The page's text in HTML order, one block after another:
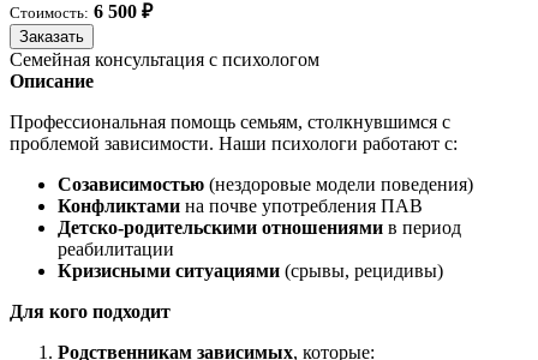
Стоимость: 6 500 ₽
Заказать
Семейная консультация с психологом
Описание
Профессиональная помощь семьям, столкнувшимся с
проблемой зависимости. Наши психологи работают с:
Созависимостью (нездоровые модели поведения)
Конфликтами на почве употребления ПАВ
Детско-родительскими отношениями в период
реабилитации
Кризисными ситуациями (срывы, рецидивы)
Для кого подходит
Родственникам зависимых, которые: